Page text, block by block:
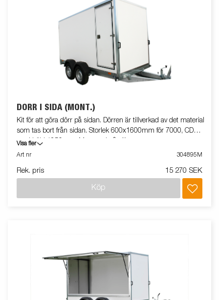
DÖRR I SIDA (MONT.)
Kit för att göra dörr på sidan. Dörren är tillverkad av det material
som tas bort från sidan. Storlek 600x1600mm för 7000, CD
med höjd 1850mm. Monterad på släpvagn
Visa fler
Art nr
304895M
Rek. pris 15 270 SEK
Köp